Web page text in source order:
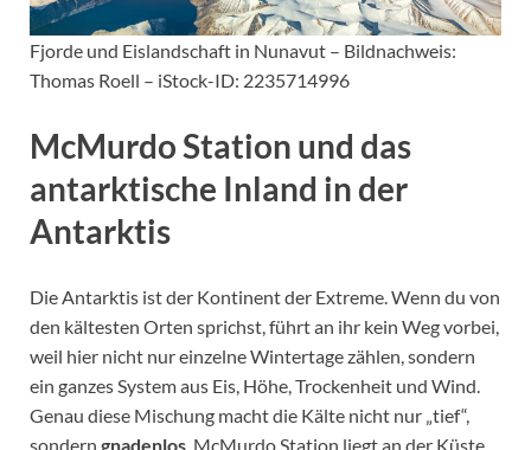
Fjorde und Eislandschaft in Nunavut – Bildnachweis:
Thomas Roell – iStock-ID: 2235714996
McMurdo Station und das
antarktische Inland in der
Antarktis
Die Antarktis ist der Kontinent der Extreme. Wenn du von
den kältesten Orten sprichst, führt an ihr kein Weg vorbei,
weil hier nicht nur einzelne Wintertage zählen, sondern
ein ganzes System aus Eis, Höhe, Trockenheit und Wind.
Genau diese Mischung macht die Kälte nicht nur „tief“,
sondern gnadenlos. McMurdo Station liegt an der Küste